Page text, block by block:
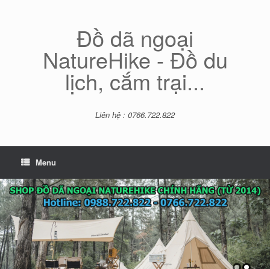
Đồ dã ngoại
NatureHike - Đồ du
lịch, cắm trại...
Liên hệ : 0766.722.822
Menu